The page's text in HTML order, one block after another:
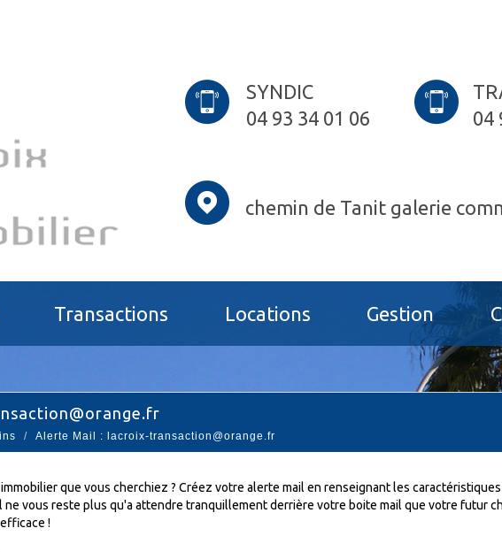
SYNDIC
04 93 34 01 06
04
chemin de Tanit galerie
Transactions Locations Gestion
Alerte Mail : lacroix-transaction@orange.fr
que vous cherchiez ? Créez votre alerte mail en renseignant les caractéristiques
ne vous reste plus qu'a attendre tranquillement derrière votre boite mail que votre futur
!